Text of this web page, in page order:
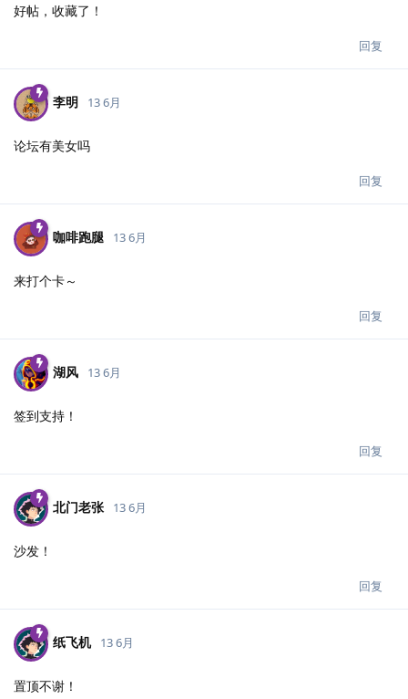
好帖，收藏了！
回复
李明 13 6月
论坛有美女吗
回复
咖啡跑腿 13 6月
来打个卡～
回复
湖风 13 6月
签到支持！
回复
北门老张 13 6月
沙发！
回复
纸飞机 13 6月
置顶不谢！